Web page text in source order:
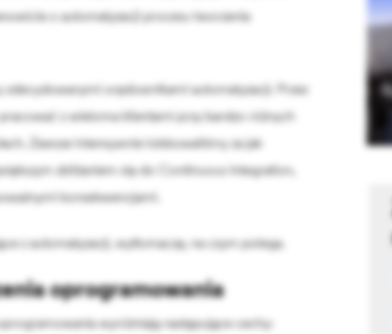
o automatyzacji procesu tworzenia
zdecydowanymi orędownikami automatyzacji. Przez
z wieloma klientami przy bardzo różnych
Zawsze intensywnie lobbowaliśmy za jak
zbliżaniem się do Continuous Integration,
konsekwencjami.
z automatyzacji, wytłumaczę, na czym polega.
oprogramowania
wyróżniają następujące cechy: